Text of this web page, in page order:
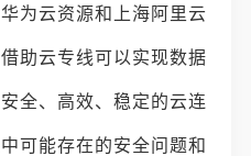
为云资源和上海阿里云
助云专线可以实现数据
全、高效、稳定的云连
可能存在的安全问题和